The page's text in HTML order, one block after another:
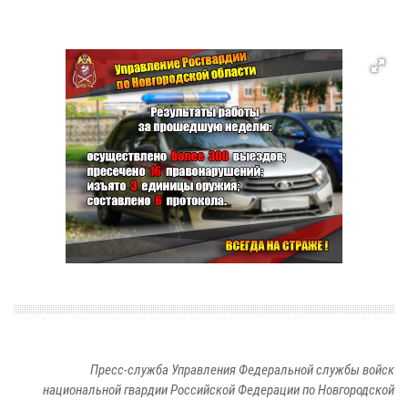
Пресс-служба Управления Федеральной службы войск
национальной гвардии Российской Федерации по Новгородской